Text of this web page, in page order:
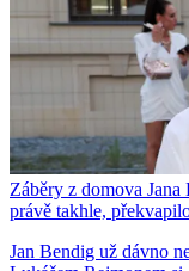
Záběry z domova
právě takhle,
Jan Bendig už dávno